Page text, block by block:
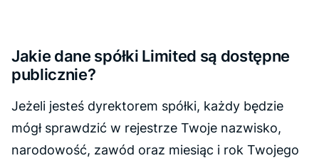
Jakie dane spółki Limited są dostępne
publicznie?
Jeżeli jesteś dyrektorem spółki, każdy będzie
mógł sprawdzić w rejestrze Twoje nazwisko,
narodowość, zawód oraz miesiąc i rok Twojego